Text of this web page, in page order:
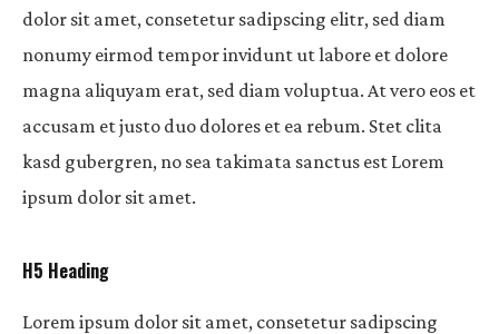
dolor sit amet, consetetur sadipscing elitr, sed diam
nonumy eirmod tempor invidunt ut labore et dolore
magna aliquyam erat, sed diam voluptua. At vero eos et
accusam et justo duo dolores et ea rebum. Stet clita
kasd gubergren, no sea takimata sanctus est Lorem
ipsum dolor sit amet.
H5 Heading
Lorem ipsum dolor sit amet, consetetur sadipscing